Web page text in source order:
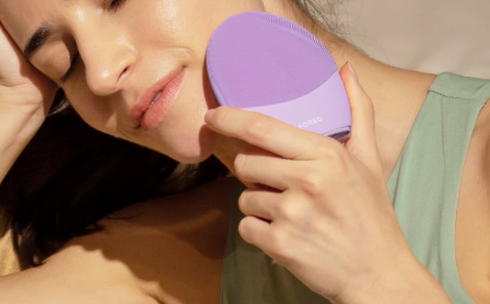
Kullanici profi̇li̇
Cihazlarım
Siparişlerim
Adresim
Aboneliklerim
YENİ
FAQ™ Pure Beauty-Tech Elixir
BREAKING NEWS
issa™ Teeth Whitening Set
Dil Seçimi
English Deutsch
Español
Français
Italiano
Português
Svenska
Русский
Türkçe
简体中文 繁體中文